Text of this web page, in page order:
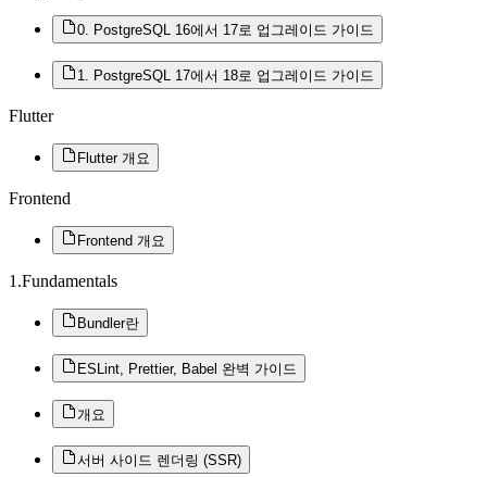
0. PostgreSQL 16에서 17로 업그레이드 가이드
1. PostgreSQL 17에서 18로 업그레이드 가이드
Flutter
Flutter 개요
Frontend
Frontend 개요
1.Fundamentals
Bundler란
ESLint, Prettier, Babel 완벽 가이드
개요
서버 사이드 렌더링 (SSR)